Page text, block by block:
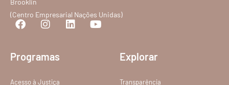
Brooklin
(Centro Empresarial Nações Unidas)
Programas
Acesso à Justiça
Explorar
Transparência